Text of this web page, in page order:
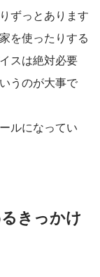
ずっとあります
を使ったりする
スは絶対必要
うのが大事で
ルになってい
きっかけ